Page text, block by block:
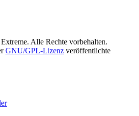
Alle Rechte vorbehalten.
GNU/GPL-Lizenz veröffentlichte